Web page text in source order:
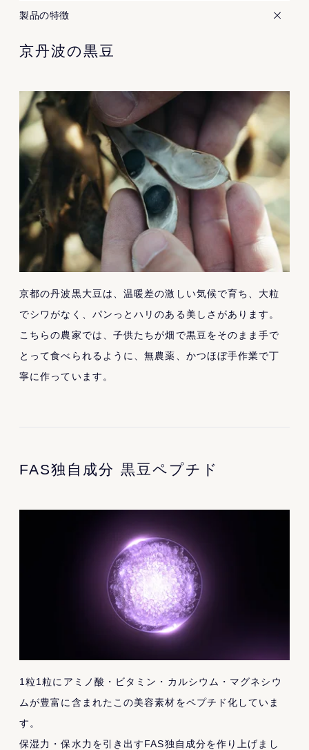
製品の特徴
京丹波の黒豆
京都の丹波黒大豆は、温暖差の激しい気候で育ち、大粒
でシワがなく、パンっとハリのある美しさがあります。
こちらの農家では、子供たちが畑で黒豆をそのまま手で
とって食べられるように、無農薬、かつほぼ手作業で丁
寧に作っています。
FAS独自成分 黒豆ペプチド
1粒1粒にアミノ酸・ビタミン・カルシウム・マグネシウ
ムが豊富に含まれたこの美容素材をペプチド化していま
す。
保湿力・保水力を引き出すFAS独自成分を作り上げまし